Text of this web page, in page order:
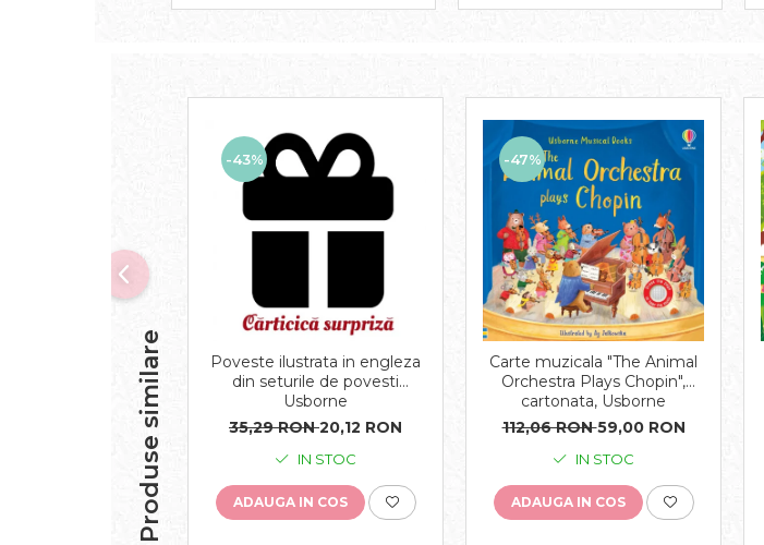
Produse similare
-43%
Poveste ilustrata in engleza
din seturile de povesti
Usborne
35,29 RON20,12 RON
IN STOC
ADAUGA IN COS
-47%
Carte muzicala "The Animal
Orchestra Plays Chopin",
cartonata, Usborne
112,06 RON59,00 RON
IN STOC
ADAUGA IN COS